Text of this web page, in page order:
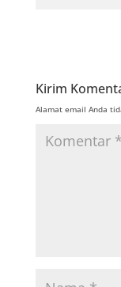
Kirim
Alamat email Anda